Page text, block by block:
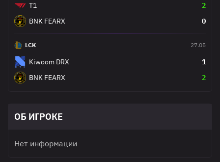
T1
2
BNK FEARX
0
LCK 27.05
Kiwoom DRX
1
BNK FEARX
2
ОБ ИГРОКЕ
Нет информации